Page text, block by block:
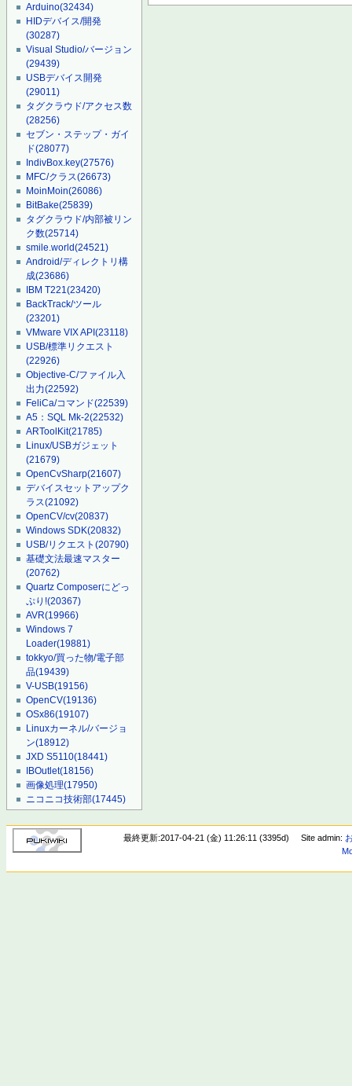
Arduino(32434)
HIDデバイス/開発
(30287)
Visual Studio/バージョン
(29439)
USBデバイス開発
(29011)
タグクラウド/アクセス数
(28256)
セブン・ステップ・ガイ
ド(28077)
IndivBox.key(27576)
MFC/クラス(26673)
MoinMoin(26086)
BitBake(25839)
タグクラウド/内部被リン
ク数(25714)
smile.world(24521)
Android/ディレクトリ構
成(23686)
IBM T221(23420)
BackTrack/ツール
(23201)
VMware VIX API(23118)
USB/標準リクエスト
(22926)
Objective-C/ファイル入
出力(22592)
FeliCa/コマンド(22539)
A5：SQL Mk-2(22532)
ARToolKit(21785)
Linux/USBガジェット
(21679)
OpenCvSharp(21607)
デバイスセットアップク
ラス(21092)
OpenCV/cv(20837)
Windows SDK(20832)
USB/リクエスト(20790)
基礎文法最速マスター
(20762)
Quartz Composerにどっ
ぷり!(20367)
AVR(19966)
Windows 7
Loader(19881)
tokkyo/買った物/電子部
品(19439)
V-USB(19156)
OpenCV(19136)
OSx86(19107)
Linuxカーネル/バージョ
ン(18912)
JXD S5110(18441)
IBOutlet(18156)
画像処理(17950)
ニコニコ技術部(17445)
最終更新:2017-04-21 (金) 11:26:11 (3395d) Site admin: